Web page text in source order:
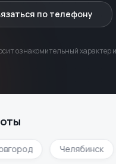
по телефону
ознакомительный характер
Челябинск